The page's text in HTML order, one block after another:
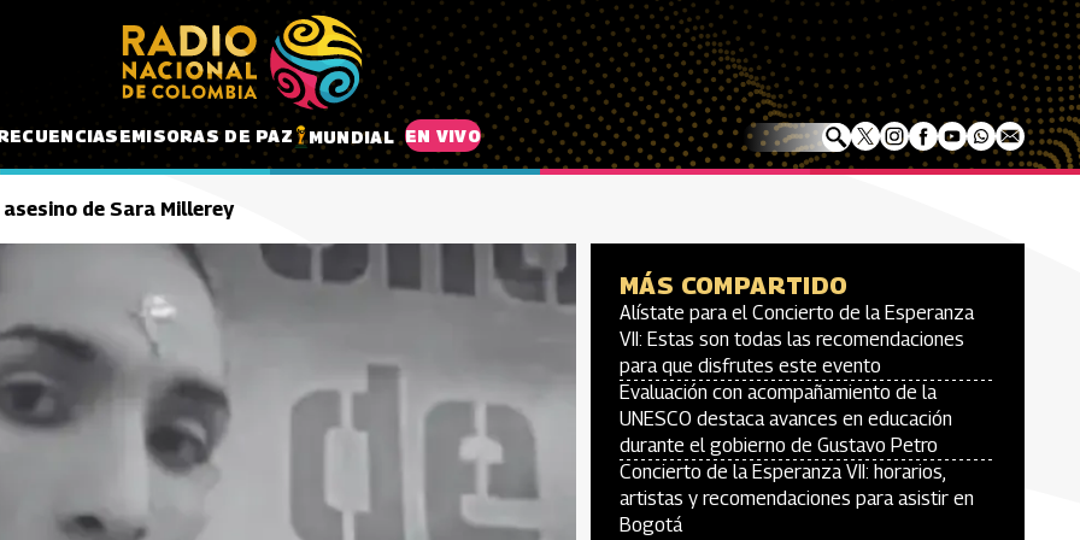
EMISORAS DE PAZ MUNDIAL EN VIVO
de Sara Millerey
MÁS COMPARTIDO
Alístate para el Concierto de la Esperanza
VII: Estas son todas las recomendaciones
para que disfrutes este evento
Evaluación con acompañamiento de la
UNESCO destaca avances en educación
durante el gobierno de Gustavo Petro
Concierto de la Esperanza VII: horarios,
artistas y recomendaciones para asistir en
Bogotá